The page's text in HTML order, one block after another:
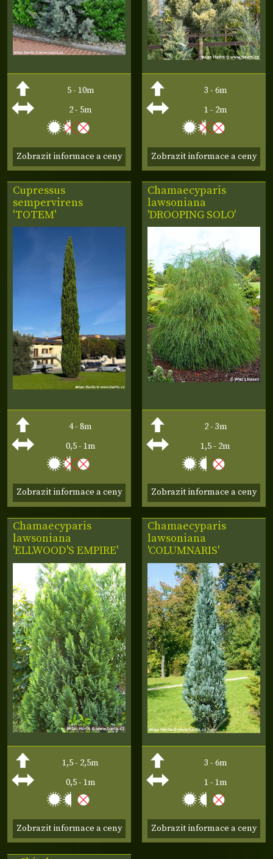
5 - 10m
2 - 5m
Zobrazit informace a ceny
3 - 6m
1 - 2m
Zobrazit informace a ceny
Cupressus
sempervirens
'TOTEM'
4 - 8m
0,5 - 1m
Zobrazit informace a ceny
Chamaecyparis
lawsoniana
'DROOPING SOLO'
2 - 3m
1,5 - 2m
Zobrazit informace a ceny
Chamaecyparis
lawsoniana
'ELLWOOD'S EMPIRE'
1,5 - 2,5m
0,5 - 1m
Zobrazit informace a ceny
Chamaecyparis
lawsoniana
'COLUMNARIS'
3 - 6m
1 - 1m
Zobrazit informace a ceny